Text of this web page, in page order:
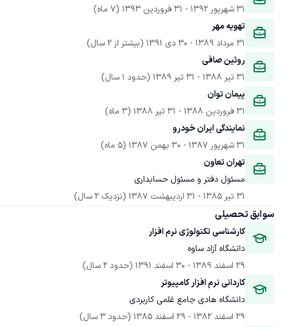
31 شهریور 1392
- 31 فروردین 1393
(7 ماه)
تهویه مهر
31 مرداد 1389
- 30 دی 1391
(بیشتر از 2 سال)
روئین صافی
31 تیر 1388
- 31 تیر 1389
(حدود 1 سال)
پیمان توان
31 فروردین 1388
- 31 تیر 1388
(3 ماه)
نمایندگی ایران خودرو
31 شهریور 1387
- 30 بهمن 1387
(5 ماه)
تهران تعاون
مسئول دفتر و مسئول حسابداری
31 تیر 1385
- 31 اردیبهشت 1387 (نزدیک 2 سال)
سوابق تحصیلی
کارشناسی تکنولوژی نرم افزار
دانشگاه آزاد ساوه
29 اسفند 1389
- 30 اسفند 1391
(حدود 2 سال)
کاردانی نرم افزار کامپیوتر
دانشگاه هادی جامع غلمی کاربردی
29 اسفند 1382
- 29 اسفند 1385
(حدود 3 سال)